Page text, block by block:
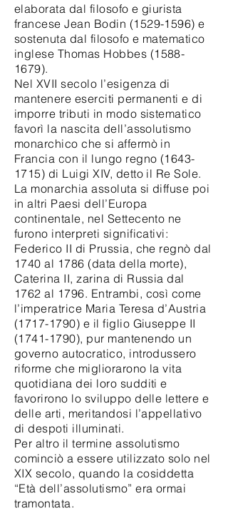
elaborata dal filosofo e giurista
francese Jean Bodin (1529-1596) e
sostenuta dal filosofo e matematico
inglese Thomas Hobbes (1588-
1679).
Nel XVII secolo l’esigenza di
mantenere eserciti permanenti e di
imporre tributi in modo sistematico
favorì la nascita dell’assolutismo
monarchico che si affermò in
Francia con il lungo regno (1643-
1715) di Luigi XIV, detto il Re Sole.
La monarchia assoluta si diffuse poi
in altri Paesi dell’Europa
continentale, nel Settecento ne
furono interpreti significativi:
Federico II di Prussia, che regnò dal
1740 al 1786 (data della morte),
Caterina II, zarina di Russia dal
1762 al 1796. Entrambi, così come
l’imperatrice Maria Teresa d’Austria
(1717-1790) e il figlio Giuseppe II
(1741-1790), pur mantenendo un
governo autocratico, introdussero
riforme che migliorarono la vita
quotidiana dei loro sudditi e
favorirono lo sviluppo delle lettere e
delle arti, meritandosi l’appellativo
di despoti illuminati.
Per altro il termine assolutismo
cominciò a essere utilizzato solo nel
XIX secolo, quando la cosiddetta
“Età dell’assolutismo” era ormai
tramontata.